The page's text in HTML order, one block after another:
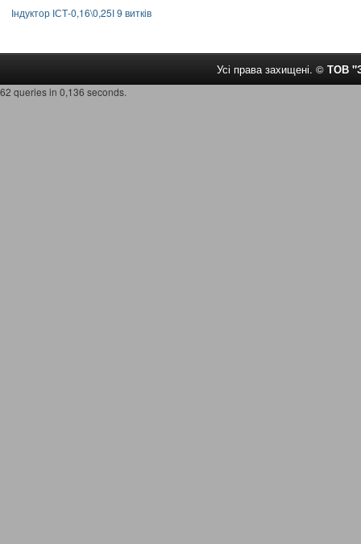
Індуктор ІСТ-0,16\0,25І 9 витків
Усі права захищені. © ТОВ
62 queries in 0,136 seconds.